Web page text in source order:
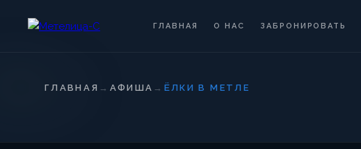
ГЛАВНАЯ О НАС ЗАБРОНИРОВАТЬ
ГЛАВНАЯ → АФИША → ЁЛКИ В МЕТЛЕ